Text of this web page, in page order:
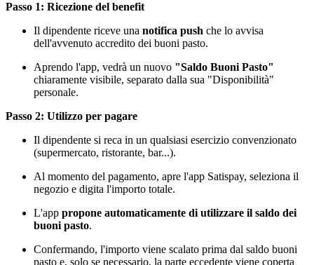
Passo 1: Ricezione del benefit
Il dipendente riceve una notifica push che lo avvisa
dell'avvenuto accredito dei buoni pasto.
Aprendo l'app, vedrà un nuovo "Saldo Buoni Pasto"
chiaramente visibile, separato dalla sua "Disponibilità"
personale.
Passo 2: Utilizzo per pagare
Il dipendente si reca in un qualsiasi esercizio convenzionato
(supermercato, ristorante, bar...).
Al momento del pagamento, apre l'app Satispay, seleziona il
negozio e digita l'importo totale.
L'app propone automaticamente di utilizzare il saldo dei
buoni pasto.
Confermando, l'importo viene scalato prima dal saldo buoni
pasto e, solo se necessario, la parte eccedente viene coperta